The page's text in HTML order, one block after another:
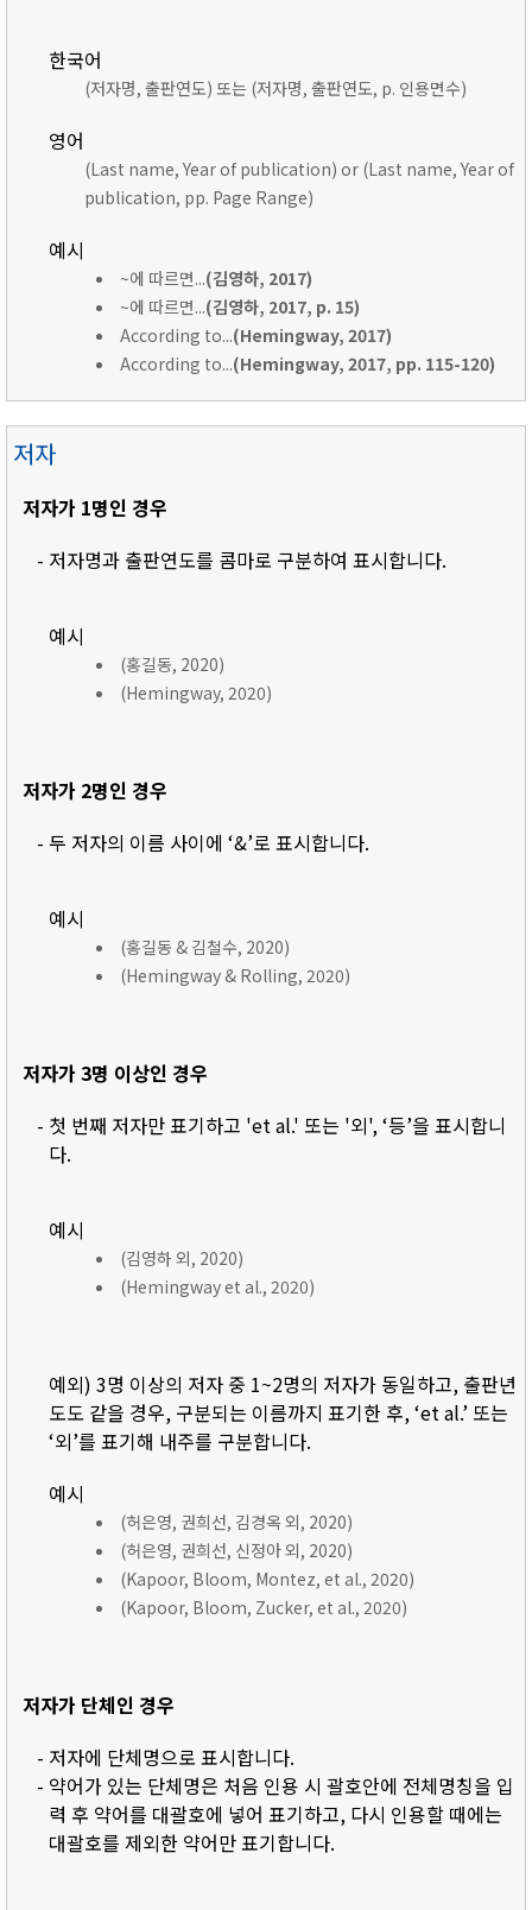
한국어
(저자명, 출판연도) 또는 (저자명, 출판연도, p. 인용면수)
영어
(Last name, Year of publication) or (Last name, Year of
publication, pp. Page Range)
예시
~에 따르면...(김영하, 2017)
~에 따르면...(김영하, 2017, p. 15)
According to...(Hemingway, 2017)
According to...(Hemingway, 2017, pp. 115-120)
저자
저자가 1명인 경우
- 저자명과 출판연도를 콤마로 구분하여 표시합니다.
예시
(홍길동, 2020)
(Hemingway, 2020)
저자가 2명인 경우
- 두 저자의 이름 사이에 ‘&’로 표시합니다.
예시
(홍길동 & 김철수, 2020)
(Hemingway & Rolling, 2020)
저자가 3명 이상인 경우
- 첫 번째 저자만 표기하고 'et al.' 또는 '외', ‘등’을 표시합니
다.
예시
(김영하 외, 2020)
(Hemingway et al., 2020)
예외) 3명 이상의 저자 중 1~2명의 저자가 동일하고, 출판년
도도 같을 경우, 구분되는 이름까지 표기한 후, ‘et al.’ 또는
‘외’를 표기해 내주를 구분합니다.
예시
(허은영, 권희선, 김경옥 외, 2020)
(허은영, 권희선, 신정아 외, 2020)
(Kapoor, Bloom, Montez, et al., 2020)
(Kapoor, Bloom, Zucker, et al., 2020)
저자가 단체인 경우
- 저자에 단체명으로 표시합니다.
- 약어가 있는 단체명은 처음 인용 시 괄호안에 전체명칭을 입
력 후 약어를 대괄호에 넣어 표기하고, 다시 인용할 때에는
대괄호를 제외한 약어만 표기합니다.